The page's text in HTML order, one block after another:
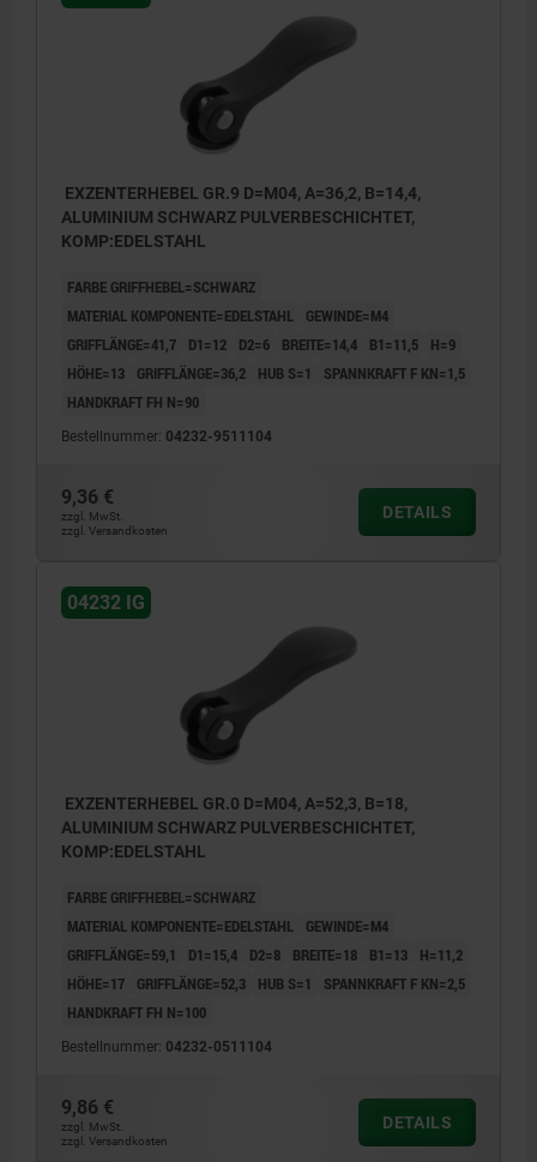
EXZENTERHEBEL GR.9 D=M04, A=36,2, B=14,4,
ALUMINIUM SCHWARZ PULVERBESCHICHTET,
KOMP:EDELSTAHL
FARBE GRIFFHEBEL=SCHWARZ
MATERIAL KOMPONENTE=EDELSTAHL
GEWINDE=M4
GRIFFLÄNGE=41,7
D1=12 D2=6 BREITE=14,4 B1=11,5
H=9
HÖHE=13
GRIFFLÄNGE=36,2 HUB S=1
SPANNKRAFT F KN=1,5
HANDKRAFT FH N=90
Bestellnummer: 04232-9511104
9,36 €
zzgl. MwSt.
zzgl. Versandkosten
DETAILS
04232 IG
EXZENTERHEBEL GR.0 D=M04, A=52,3, B=18,
ALUMINIUM SCHWARZ PULVERBESCHICHTET,
KOMP:EDELSTAHL
FARBE GRIFFHEBEL=SCHWARZ
MATERIAL KOMPONENTE=EDELSTAHL
GEWINDE=M4
GRIFFLÄNGE=59,1
D1=15,4 D2=8 BREITE=18 B1=13
H=11,2
HÖHE=17
GRIFFLÄNGE=52,3 HUB S=1
SPANNKRAFT F KN=2,5
HANDKRAFT FH N=100
Bestellnummer: 04232-0511104
9,86 €
zzgl. MwSt.
zzgl. Versandkosten
DETAILS